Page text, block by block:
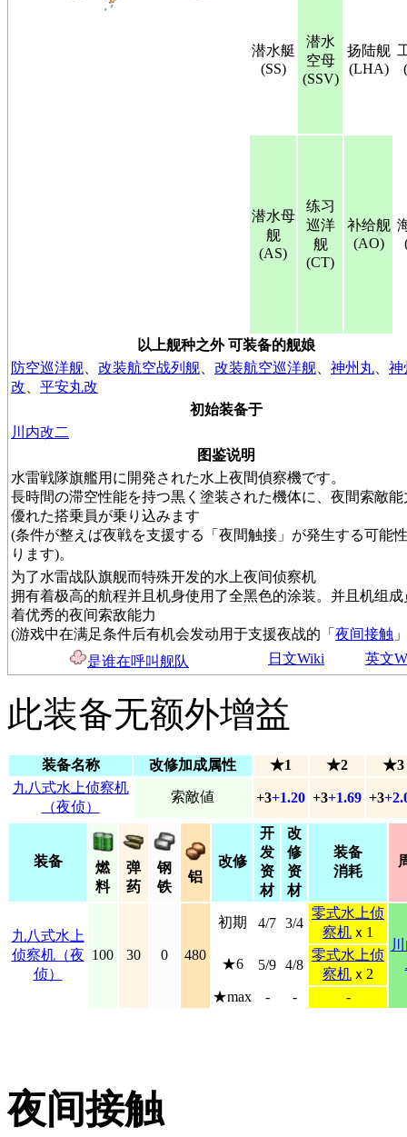
潜水艇
(SS)
潜水
空母
(SSV)
扬陆舰
(LHA)
潜水母
舰
(AS)
练习
巡洋
舰
(CT)
补给舰
(AO)
以上舰种之外 可装备的舰娘
防空巡洋舰
改装航空战列舰 改装航空巡洋舰 神州丸
神
改
平安丸改
初始装备于
川内改二
图鉴说明
水雷戦隊旗艦用に開発された水上夜間偵察機です。
長時間の滞空性能を持つ黒く塗装された機体に、夜間索敵能
優れた搭乗員が乗り込みます
(条件が整えば夜戦を支援する「夜間触接」が発生する可能
ります)。
为了水雷战队旗舰而特殊开发的水上夜间侦察机
拥有着极高的航程并且机身使用了全黑色的涂装。并且机组成
着优秀的夜间索敌能力
(游戏中在满足条件后有机会发动用于支援夜战的「 夜间接触
是谁在呼叫舰队
日文Wiki 英文
此装备无额外增益
装备名称 改修加成属性 ★1 ★2
★3
九八式水上侦察机
（夜侦）
索敵値 +3+1.20 +3+1.69 +3
装备
燃
料
弹
药
钢
铁
铝
改修
开
发
资
材
改
修
资
材
装备
消耗
九八式水上
侦察机（夜
侦）
100 30 0 480
初期 4/7 3/4
零式水上侦
察机 ｘ1
★6 5/9 4/8
零式水上侦
察机 ｘ2
★max
- - -
夜间接触